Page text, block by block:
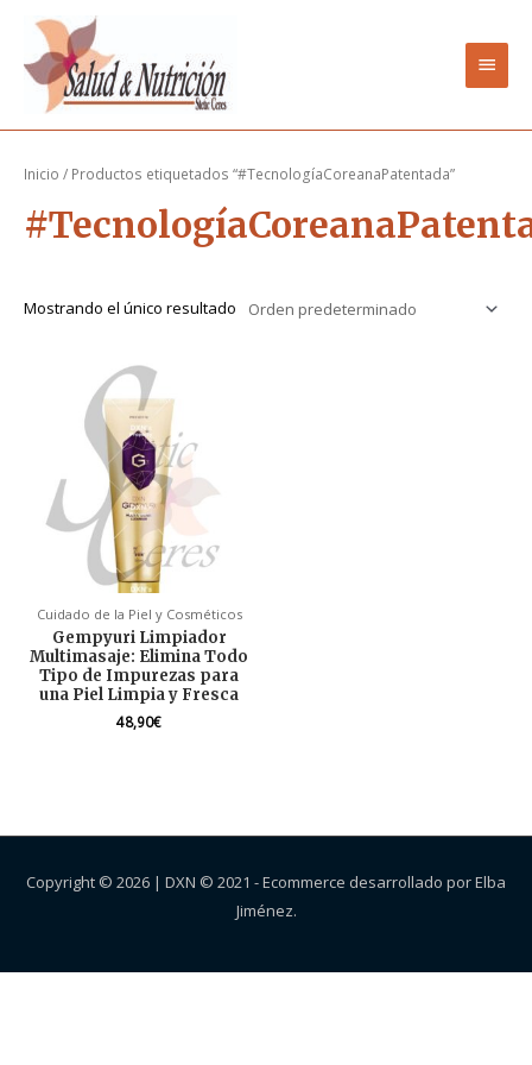
contenido
Inicio / Productos etiquetados “#TecnologíaCoreanaPatentada”
Mostrando el único resultado
Cuidado de la Piel y Cosméticos
Gempyuri Limpiador
Multimasaje: Elimina Todo
Tipo de Impurezas para
una Piel Limpia y Fresca
48,90€
Copyright © 2026 | DXN © 2021 - Ecommerce desarrollado por Elba
Jiménez.